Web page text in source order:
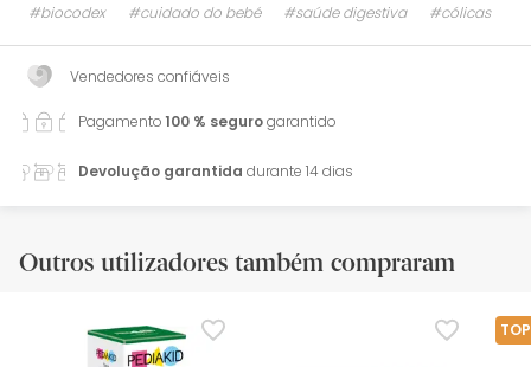
#biocodex
#cuidado do bebé #saúde digestiva #cólicas
Vendedores confiáveis
Pagamento100 % segurogarantido
Devolução garantida durante 14 dias
Outros utilizadores também compraram